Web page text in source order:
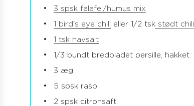
3 spsk falafel/humus mix
1 bird's eye chili eller 1/2 tsk stødt chili
1 tsk havsalt
1/3 bundt bredbladet persille, hakket
3 æg
5 spsk rasp
2 spsk citronsaft